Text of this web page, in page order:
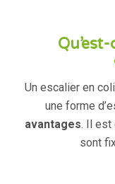
Un escalier en
une forme
avantages. Il est
sont